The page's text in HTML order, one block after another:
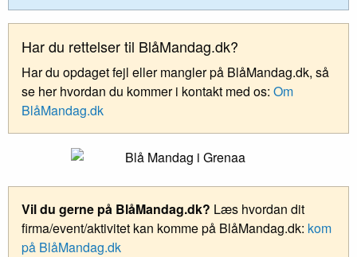
Har du rettelser til BlåMandag.dk?
Har du opdaget fejl eller mangler på BlåMandag.dk, så
se her hvordan du kommer i kontakt med os: Om
BlåMandag.dk
Vil du gerne på BlåMandag.dk? Læs hvordan dit
firma/event/aktivitet kan komme på BlåMandag.dk: kom
på BlåMandag.dk